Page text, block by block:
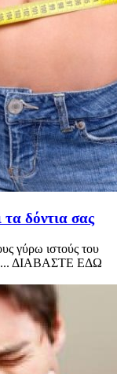
δόντια σας
γύρω ιστούς του
ΔΙΑΒΑΣΤΕ ΕΔΩ